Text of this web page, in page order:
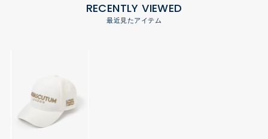
RECENTLY VIEWED
最近見たアイテム